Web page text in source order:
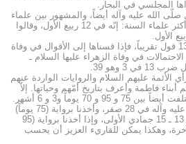
الله عليه وآله أيضاً، والمشهور بين علماء
الإمامية أنّه في 28 صفر، وقال أكثر علماء السنة: إنّه في 12 ربيع الأول، وقالوا
الأول.
إذن فالأقوال في وفاة الزهراء 13 قول تقريباً، فإذا قسناها إلى الأقوال في وفاة
في وفاة الزهراء عليها السلام ـ
3 وهو 39.
الأئمة عليهم السلام والروايات الواردة عنهم
أبناء فاطمة وأعرف بتاريخ أمّهم وحياتها. إلاّ
و 70 يوماً و3 و 6 أشهر.
فإذا كانت وفاة النبيّ صلّى الله عليه وآله في 28 صفر، وأخذنا برواية (75 يوماً)
ستكون وفاتها عليها السلام في 13 ـ 15 جمادي الأولى، وإذا أخذنا برواية (95
3 ـ 5 جمادي الآخرة، وهكذا يمكن للقاريء العزيز أن يحسب